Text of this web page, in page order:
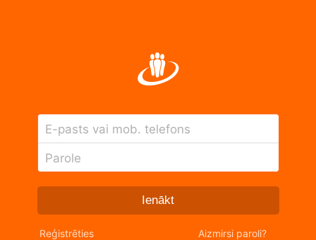
E-pasts vai mob. telefons
Parole
Ienākt
Reģistrēties Aizmirsi paroli?